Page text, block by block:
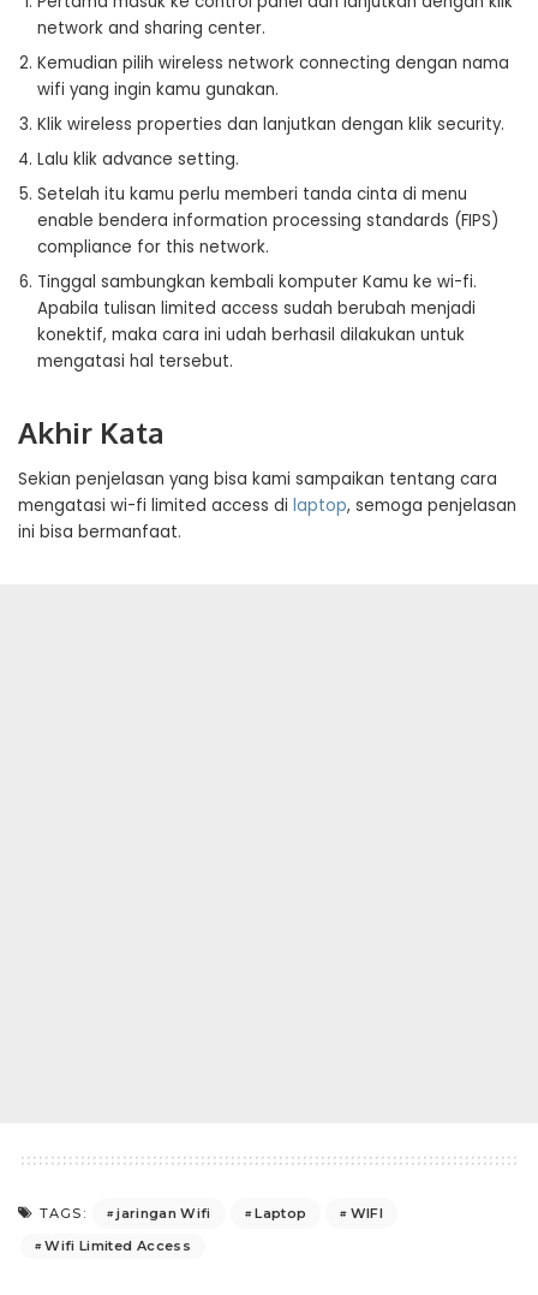
network and sharing center.
Kemudian pilih wireless network connecting dengan nama
wifi yang ingin kamu gunakan.
Klik wireless properties dan lanjutkan dengan klik security.
Lalu klik advance setting.
Setelah itu kamu perlu memberi tanda cinta di menu
enable bendera information processing standards (FIPS)
compliance for this network.
Tinggal sambungkan kembali komputer Kamu ke wi-fi.
Apabila tulisan limited access sudah berubah menjadi
konektif, maka cara ini udah berhasil dilakukan untuk
mengatasi hal tersebut.
Akhir Kata
Sekian penjelasan yang bisa kami sampaikan tentang cara
mengatasi wi-fi limited access di laptop, semoga penjelasan
ini bisa bermanfaat.
TAGS: jaringan Wifi Laptop
WIFI
Wifi Limited Access